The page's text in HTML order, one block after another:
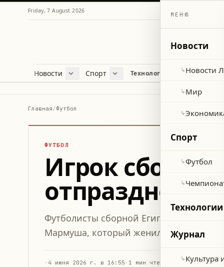
Friday, 7 August 2026
Новости
Новости ЛиванаСпорт
Футбол
Технологии и наука
Главная/Футбол
ФУТБОЛ
Игрок
отпраздновал
Футболисты сборной Египта устроили
Мармуша, который женился незадолго
· 4 июня 2026 г. в 16:55 · 1 мин чтения
МЕНЮ
Новости
↳Новости
↳Мир
↳
Спорт
↳Футбол
↳
Технологии
Журнал
↳Культура